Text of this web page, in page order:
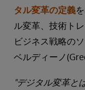
タル変革の定義
ル変革、技術ト
ビジネス戦略の
ベルディーノ
"デジタル変革と